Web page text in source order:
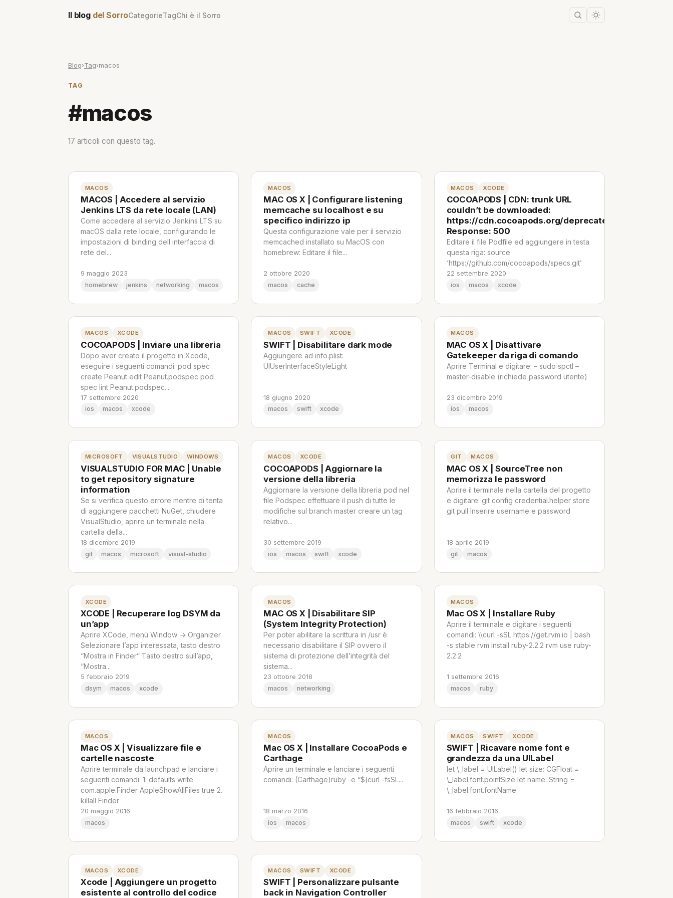
Il blog del SorroCategorieTagChi è il Sorro
Blog›Tag›macos
TAG
#macos
17 articoli con questo tag.
MACOS
MACOS | Accedere al servizio
Jenkins LTS da rete locale (LAN)
Come accedere al servizio Jenkins LTS su
macOS dalla rete locale, configurando le
impostazioni di binding dell interfaccia di
rete del...
9 maggio 2023
homebrew
jenkins networking macos
MACOS
MAC OS X | Configurare listening
memcache su localhost e su
specifico indirizzo ip
Questa configurazione vale per il servizio
memcached installato su MacOS con
homebrew: Editare il file...
2 ottobre 2020
macos
cache
MACOS XCODE
COCOAPODS | CDN: trunk URL
couldn’t be downloaded:
https://cdn.cocoapods.org/deprecated_podspecs.txt
Response: 500
Editare il file Podfile ed aggiungere in testa
questa riga: source
‘https://github.com/cocoapods/specs.git’
22 settembre 2020
ios
macos xcode
MACOS XCODE
COCOAPODS | Inviare una libreria
Dopo aver creato il progetto in Xcode,
eseguire i seguenti comandi: pod spec
create Peanut edit Peanut.podspec pod
spec lint Peanut.podspec...
17 settembre 2020
ios
macos xcode
MACOS SWIFT XCODE
SWIFT | Disabilitare dark mode
Aggiungere ad info.plist:
UIUserInterfaceStyleLight
18 giugno 2020
macos
swift xcode
MACOS
MAC OS X | Disattivare
Gatekeeper da riga di comando
Aprire Terminal e digitare: – sudo spctl –
master-disable (richiede password utente)
23 dicembre 2019
ios
macos
MICROSOFT VISUALSTUDIO WINDOWS
VISUALSTUDIO FOR MAC | Unable
to get repository signature
information
Se si verifica questo errore mentre di tenta
di aggiungere pacchetti NuGet, chiudere
VisualStudio, aprire un terminale nella
cartella della...
18 dicembre 2019
git
macos microsoft visual-studio
MACOS XCODE
COCOAPODS | Aggiornare la
versione della libreria
Aggiornare la versione della libreria pod nel
file Podspec effettuare il push di tutte le
modifiche sul branch master creare un tag
relativo...
30 settembre 2019
ios
macos swift xcode
GIT MACOS
MAC OS X | SourceTree non
memorizza le password
Aprire il terminale nella cartella del progetto
e digitare: git config credential.helper store
git pull Inserire username e password
18 aprile 2019
git
macos
XCODE
XCODE | Recuperare log DSYM da
un’app
Aprire XCode, menù Window -> Organizer
Selezionare l’app interessata, tasto destro
“Mostra in Finder” Tasto destro sull’app,
“Mostra...
5 febbraio 2019
dsym
macos xcode
MACOS
MAC OS X | Disabilitare SIP
(System Integrity Protection)
Per poter abilitare la scrittura in /usr è
necessario disabilitare il SIP ovvero il
sistema di protezione dell’integrità del
sistema...
23 ottobre 2018
macos
networking
MACOS
Mac OS X | Installare Ruby
Aprire il terminale e digitare i seguenti
comandi: \\curl -sSL https://get.rvm.io | bash
-s stable rvm install ruby-2.2.2 rvm use ruby-
2.2.2
1 settembre 2016
macos
ruby
MACOS
Mac OS X | Visualizzare file e
cartelle nascoste
Aprire terminale da launchpad e lanciare i
seguenti comandi: 1. defaults write
com.apple.Finder AppleShowAllFiles true 2.
killall Finder
20 maggio 2016
macos
MACOS
Mac OS X | Installare CocoaPods e
Carthage
Aprire un terminale e lanciare i seguenti
comandi: (Carthage)ruby -e “$(curl -fsSL...
18 marzo 2016
ios
macos
MACOS SWIFT XCODE
SWIFT | Ricavare nome font e
grandezza da una UILabel
let \_label = UILabel() let size: CGFloat =
\_label.font.pointSize let name: String =
\_label.font.fontName
16 febbraio 2016
macos
swift xcode
MACOS XCODE
Xcode | Aggiungere un progetto
esistente al controllo del codice
MACOS SWIFT XCODE
SWIFT | Personalizzare pulsante
back in Navigation Controller